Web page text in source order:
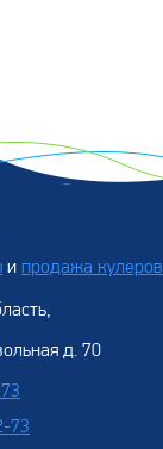
и продажа кулеров
д. 70
73